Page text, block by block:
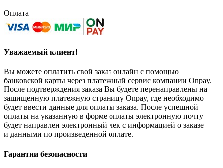
Оплата
Уважаемый клиент!
Вы можете оплатить свой заказ онлайн с помощью
банковской карты через платежный сервис компании Onpay.
После подтверждения заказа Вы будете перенаправлены на
защищенную платежную страницу Onpay, где необходимо
будет ввести данные для оплаты заказа. После успешной
оплаты на указанную в форме оплаты электронную почту
будет направлен электронный чек с информацией о заказе
и данными по произведенной оплате.
Гарантии безопасности